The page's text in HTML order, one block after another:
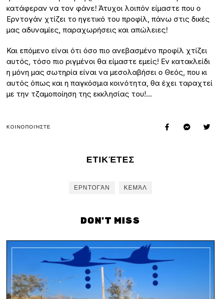
κατάφεραν να τον φάνε! Άτυχοι λοιπόν είμαστε που ο
Ερντογάν χτίζει το ηγετικό του προφίλ, πάνω στις δικές
μας αδυναμίες, παραχωρήσεις και απώλειες!
Και επόμενο είναι ότι όσο πιο ανεβασμένο προφίλ χτίζει
αυτός, τόσο πιο ριγμένοι θα είμαστε εμείς! Εν κατακλείδι
η μόνη μας σωτηρία είναι να μεσολαβήσει ο Θεός, που κι
αυτός όπως και η παγκόσμια κοινότητα, θα έχει ταραχτεί
με την τζαμοποίηση της εκκλησίας του!…
ΚΟΙΝΟΠΟΙΉΣΤΕ
ΕΤΙΚΈΤΕΣ
ΕΡΝΤΟΓΆΝ ΚΕΜΆΛ
DON'T MISS